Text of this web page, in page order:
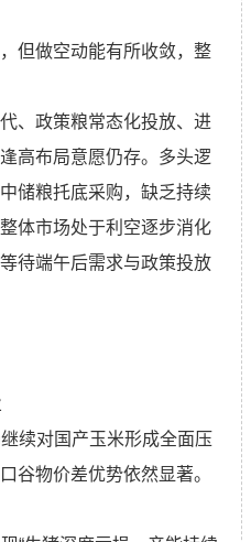
但做空动能有所收敛，整
、政策粮常态化投放、进
高布局意愿仍存。多头逻
储粮托底采购，缺乏持续
体市场处于利空逐步消化
待端午后需求与政策投放
续对国产玉米形成全面压
谷物价差优势依然显著。